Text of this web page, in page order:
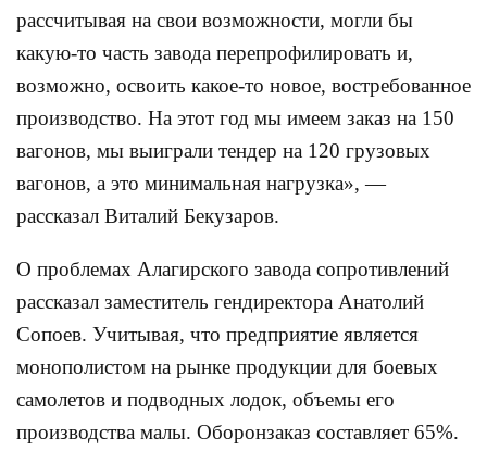
рассчитывая на свои возможности, могли бы
какую-то часть завода перепрофилировать и,
возможно, освоить какое-то новое, востребованное
производство. На этот год мы имеем заказ на 150
вагонов, мы выиграли тендер на 120 грузовых
вагонов, а это минимальная нагрузка», —
рассказал Виталий Бекузаров.
О проблемах Алагирского завода сопротивлений
рассказал заместитель гендиректора Анатолий
Сопоев. Учитывая, что предприятие является
монополистом на рынке продукции для боевых
самолетов и подводных лодок, объемы его
производства малы. Оборонзаказ составляет 65%.